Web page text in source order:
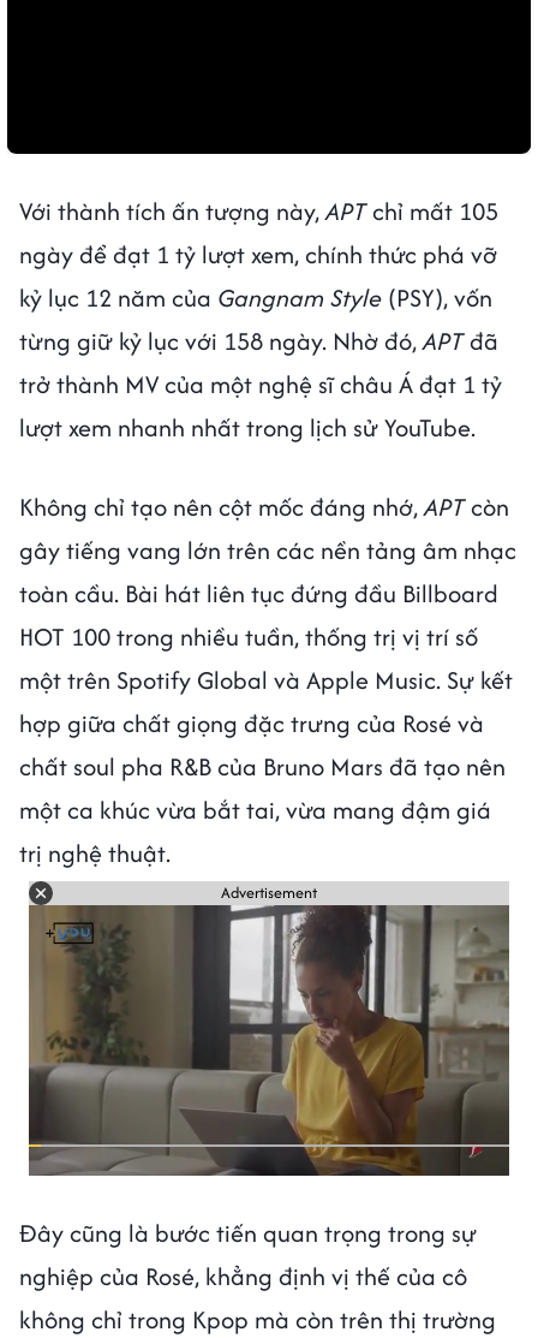
Với thành tích ấn tượng này,APTchỉ mất 105
ngày để đạt 1 tỷ lượt xem, chính thức phá vỡ
kỷ lục 12 năm của Gangnam Style (PSY), vốn
từng giữ kỷ lục với 158 ngày. Nhờ đó,APTđã
trở thành MV của một nghệ sĩ châu Á đạt 1 tỷ
lượt xem nhanh nhất trong lịch sử YouTube.
Không chỉ tạo nên cột mốc đáng nhớ,APTcòn
gây tiếng vang lớn trên các nền tảng âm nhạc
toàn cầu. Bài hát liên tục đứng đầu Billboard
HOT 100 trong nhiều tuần, thống trị vị trí số
một trên Spotify Global và Apple Music. Sự kết
hợp giữa chất giọng đặc trưng của Rosé và
chất soul pha R&B của Bruno Mars đã tạo nên
một ca khúc vừa bắt tai, vừa mang đậm giá
trị nghệ thuật.
Advertisement
Đây cũng là bước tiến quan trọng trong sự
nghiệp của Rosé, khẳng định vị thế của cô
không chỉ trong Kpop mà còn trên thị trường